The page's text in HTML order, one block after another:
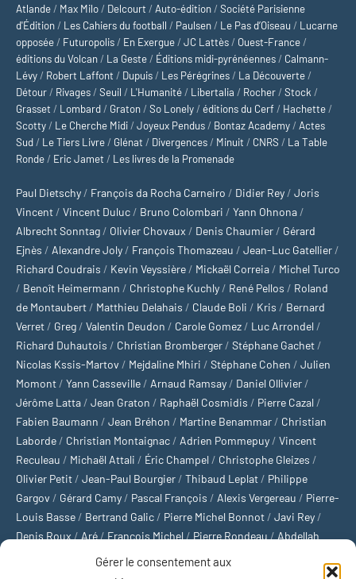
Gérer le consentement aux
Atlande/ Max Milo/ Delcourt /Auto-édition/Société Parisienne
d'Édition/ Les Cahiers du football / Paulsen/ Le Pas d’Oiseau / Lucarne
opposée/ Futuropolis/ En Exergue/JC Lattès/ Ouest-France/
éditions du Volcan/ La Geste/ Éditions midi-pyrénéennes/ Calmann-
Lévy/ Robert Laffont / Dupuis/ Les Pérégrines/ La Découverte/
Détour/ Rivages/Seuil / L'Humanité/ Libertalia / Rocher/Stock /
Grasset / Lombard/ Graton/So Lonely/éditions du Cerf/ Hachette/
Scotty/ Le Cherche Midi/Joyeux Pendus/ Bontaz Academy/Actes
Sud/ Le Tiers Livre/ Glénat / Divergences/ Minuit / CNRS / La Table
Ronde/ Eric Jamet / Les livres de la Promenade
Paul Dietschy/ François da Rocha Carneiro / Didier Rey/ Joris
Vincent/ Vincent Duluc/ Bruno Colombari / Yann Ohnona/
Albrecht Sonntag/ Olivier Chovaux / Denis Chaumier/ Gérard
Ejnès / Alexandre Joly/ François Thomazeau / Jean-Luc Gatellier/
Richard Coudrais / Kevin Veyssière/ Mickaël Correia/ Michel Turco
/ Benoît Heimermann / Christophe Kuchly/ René Pellos / Roland
de Montaubert/ Matthieu Delahais / Claude Boli / Kris / Bernard
Verret/ Greg/ Valentin Deudon / Carole Gomez/ Luc Arrondel /
Richard Duhautois / Christian Bromberger/ Stéphane Gachet/
Nicolas Kssis-Martov / Mejdaline Mhiri / Stéphane Cohen / Julien
Momont/ Yann Casseville/ Arnaud Ramsay/ Daniel Ollivier/
Jérôme Latta/ Jean Graton / Raphaël Cosmidis / Pierre Cazal /
Fabien Baumann / Jean Bréhon / Martine Benammar/ Christian
Laborde/ Christian Montaignac/ Adrien Pommepuy/ Vincent
Reculeau / Michaël Attali / Éric Champel / Christophe Gleizes /
Olivier Petit/ Jean-Paul Bourgier/ Thibaud Leplat/ Philippe
Gargov / Gérard Camy/ Pascal François / Alexis Vergereau / Pierre-
Louis Basse/ Bertrand Galic/ Pierre Michel Bonnot/ Javi Rey/
Denis Roux/Aré/François Michel/Pierre Rondeau/Abdellah
Michaël Delépine Stéphane Mourlane